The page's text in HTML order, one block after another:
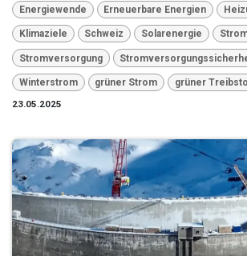
Energiewende Erneuerbare Energien
Klimaziele Schweiz Solarenergie
Stromversorgung
Winterstrom grüner Strom
grüner
23.05.2025